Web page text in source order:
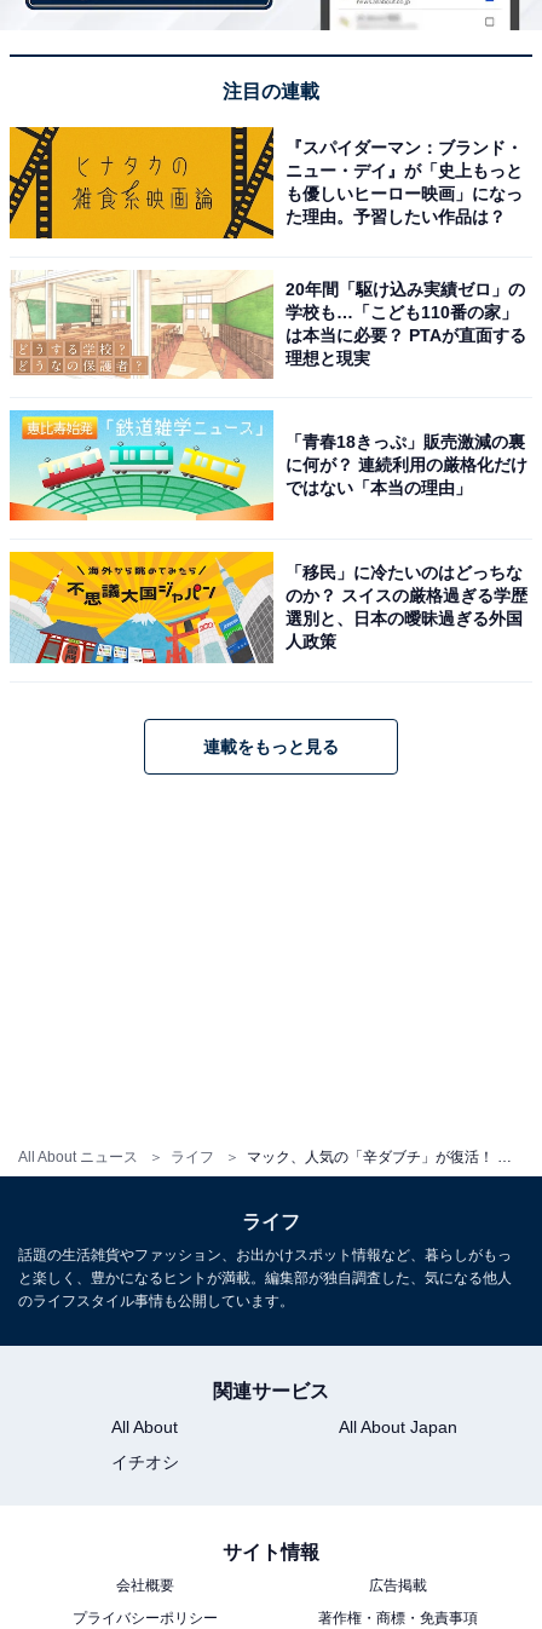
All About ニュース ライフ
円）は、バンズからはみ出すほどの大きさのビーフパテ
用。2021年6月に再登場した「トリプルチーズバーガ
「ダブチ」史上最大ボリュームの新メニューとなってい
ます。
はみトリチ
・ダブチソーセージマフィン
ダブチソーセージマフィン（単品税込320円、バリュー
セット税込520円、コンビ税込400円）は、もっちりとし
【おすすめ記事】
報担当者も納得の1位は？
夜マックで「ごはんバーガー3種類」が期間限定発売！
注目の連載
『スパイダーマン：ブランド・
ニュー・デイ』が「史上もっと
も優しいヒーロー映画」になっ
た理由。予習したい作品は？
20年間「駆け込み実績ゼロ」の
学校も…「こども110番の家」
は本当に必要？ PTAが直面する
理想と現実
「青春18きっぷ」販売激減の裏
に何が？ 連続利用の厳格化だけ
ではない「本当の理由」
「移民」に冷たいのはどっちな
のか？ スイスの厳格過ぎる学歴
選別と、日本の曖昧過ぎる外国
人政策
連載をもっと見る
ライフ
話題の生活雑貨やファッション、お出かけスポット情報など、暮らしがもっ
と楽しく、豊かになるヒントが満載。編集部が独自調査した、気になる他人
のライフスタイル事情も公開しています。
関連サービス
All About
All About Japan
イチオシ
サイト情報
会社概要
広告掲載
プライバシーポリシー
著作権・商標・免責事項